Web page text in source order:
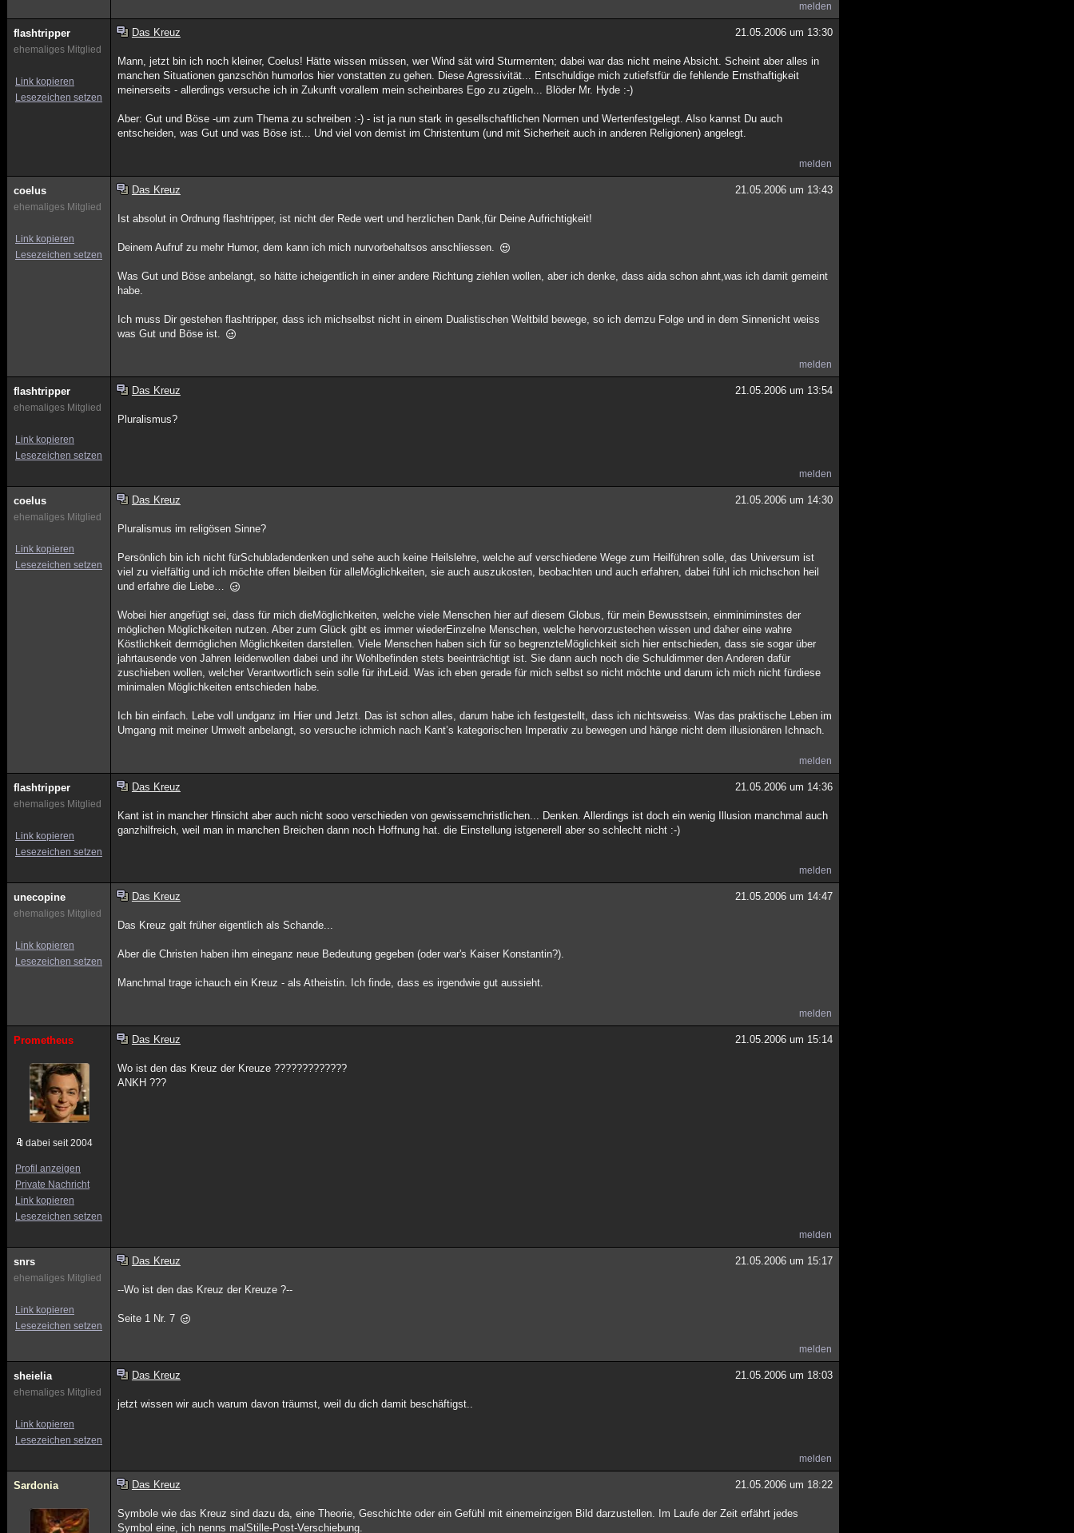
melden
flashtripper
ehemaliges Mitglied
Link kopieren
Lesezeichen setzen
Das Kreuz 21.05.2006 um 13:30
Mann, jetzt bin ich noch kleiner, Coelus! Hätte wissen müssen, wer Wind sät wird Sturmernten; dabei war das nicht meine Absicht. Scheint aber alles in
manchen Situationen ganzschön humorlos hier vonstatten zu gehen. Diese Agressivität... Entschuldige mich zutiefstfür die fehlende Ernsthaftigkeit
meinerseits - allerdings versuche ich in Zukunft vorallem mein scheinbares Ego zu zügeln... Blöder Mr. Hyde :-)
Aber: Gut und Böse -um zum Thema zu schreiben :-) - ist ja nun stark in gesellschaftlichen Normen und Wertenfestgelegt. Also kannst Du auch
entscheiden, was Gut und was Böse ist... Und viel von demist im Christentum (und mit Sicherheit auch in anderen Religionen) angelegt.
melden
coelus
ehemaliges Mitglied
Link kopieren
Lesezeichen setzen
Das Kreuz 21.05.2006 um 13:43
Ist absolut in Ordnung flashtripper, ist nicht der Rede wert und herzlichen Dank,für Deine Aufrichtigkeit!
Deinem Aufruf zu mehr Humor, dem kann ich mich nurvorbehaltsos anschliessen.
Was Gut und Böse anbelangt, so hätte icheigentlich in einer andere Richtung ziehlen wollen, aber ich denke, dass aida schon ahnt,was ich damit gemeint
habe.
Ich muss Dir gestehen flashtripper, dass ich michselbst nicht in einem Dualistischen Weltbild bewege, so ich demzu Folge und in dem Sinnenicht weiss
was Gut und Böse ist.
melden
flashtripper
ehemaliges Mitglied
Link kopieren
Lesezeichen setzen
Das Kreuz 21.05.2006 um 13:54
Pluralismus?
melden
coelus
ehemaliges Mitglied
Link kopieren
Lesezeichen setzen
Das Kreuz 21.05.2006 um 14:30
Pluralismus im religösen Sinne?
Persönlich bin ich nicht fürSchubladendenken und sehe auch keine Heilslehre, welche auf verschiedene Wege zum Heilführen solle, das Universum ist
viel zu vielfältig und ich möchte offen bleiben für alleMöglichkeiten, sie auch auszukosten, beobachten und auch erfahren, dabei fühl ich michschon heil
und erfahre die Liebe…
Wobei hier angefügt sei, dass für mich dieMöglichkeiten, welche viele Menschen hier auf diesem Globus, für mein Bewusstsein, einminiminstes der
möglichen Möglichkeiten nutzen. Aber zum Glück gibt es immer wiederEinzelne Menschen, welche hervorzustechen wissen und daher eine wahre
Köstlichkeit dermöglichen Möglichkeiten darstellen. Viele Menschen haben sich für so begrenzteMöglichkeit sich hier entschieden, dass sie sogar über
jahrtausende von Jahren leidenwollen dabei und ihr Wohlbefinden stets beeinträchtigt ist. Sie dann auch noch die Schuldimmer den Anderen dafür
zuschieben wollen, welcher Verantwortlich sein solle für ihrLeid. Was ich eben gerade für mich selbst so nicht möchte und darum ich mich nicht fürdiese
minimalen Möglichkeiten entschieden habe.
Ich bin einfach. Lebe voll undganz im Hier und Jetzt. Das ist schon alles, darum habe ich festgestellt, dass ich nichtsweiss. Was das praktische Leben im
Umgang mit meiner Umwelt anbelangt, so versuche ichmich nach Kant’s kategorischen Imperativ zu bewegen und hänge nicht dem illusionären Ichnach.
melden
flashtripper
ehemaliges Mitglied
Link kopieren
Lesezeichen setzen
Das Kreuz 21.05.2006 um 14:36
Kant ist in mancher Hinsicht aber auch nicht sooo verschieden von gewissemchristlichen... Denken. Allerdings ist doch ein wenig Illusion manchmal auch
ganzhilfreich, weil man in manchen Breichen dann noch Hoffnung hat. die Einstellung istgenerell aber so schlecht nicht :-)
melden
unecopine
ehemaliges Mitglied
Link kopieren
Lesezeichen setzen
Das Kreuz 21.05.2006 um 14:47
Das Kreuz galt früher eigentlich als Schande...
Aber die Christen haben ihm eineganz neue Bedeutung gegeben (oder war's Kaiser Konstantin?).
Manchmal trage ichauch ein Kreuz - als Atheistin. Ich finde, dass es irgendwie gut aussieht.
melden
Prometheus
dabei seit 2004
Profil anzeigen
Private Nachricht
Link kopieren
Lesezeichen setzen
Das Kreuz 21.05.2006 um 15:14
Wo ist den das Kreuz der Kreuze ?????????????
ANKH ???
melden
snrs
ehemaliges Mitglied
Link kopieren
Lesezeichen setzen
Das Kreuz 21.05.2006 um 15:17
--Wo ist den das Kreuz der Kreuze ?--
Seite 1 Nr. 7
melden
sheielia
ehemaliges Mitglied
Link kopieren
Lesezeichen setzen
Das Kreuz 21.05.2006 um 18:03
jetzt wissen wir auch warum davon träumst, weil du dich damit beschäftigst..
melden
Sardonia Das Kreuz 21.05.2006 um 18:22
Symbole wie das Kreuz sind dazu da, eine Theorie, Geschichte oder ein Gefühl mit einemeinzigen Bild darzustellen. Im Laufe der Zeit erfährt jedes
Symbol eine, ich nenns malStille-Post-Verschiebung.